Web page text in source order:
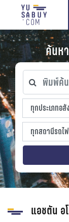
ค้นห
พิมพ์ค้นหาจ
ทุกประเภทอ
ทุกประเภทอสั
sproperty
ทุกทำเลที่ตั้ง
ทุกสถานีรถไ
ทุกสถานีรถไ
strain-station
ทุกช่วงราคา
แอชตัน อ